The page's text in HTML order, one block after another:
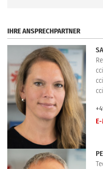
IHRE ANSPRECHPARTNER